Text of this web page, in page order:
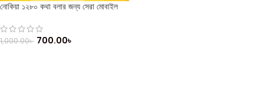
নোকিয়া ১২৮০ কথা বলার জন্য সেরা মোবাইল
1,000.00৳ 700.00৳